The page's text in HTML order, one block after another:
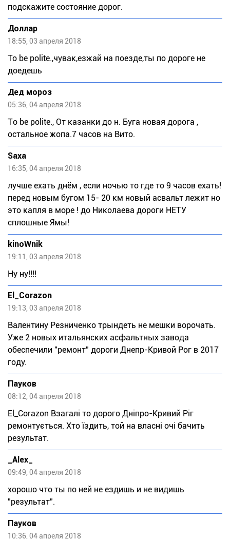
подскажите состояние дорог.
Доллар
18:55, 03 апреля 2018
To be polite.,чувак,езжай на поезде,ты по дороге не
доедешь
Дед мороз
05:36, 04 апреля 2018
Tо bе pоlitе., От казанки до н. Буга новая дорога ,
остальное жопа.7 часов на Вито.
Saxa
16:35, 04 апреля 2018
лучше ехать днём , если ночью то где то 9 часов ехать!
перед новым бугом 15- 20 км новый асвальт лежит но
это капля в море ! до Николаева дороги НЕТУ
сплошные Ямы!
kinoWnik
19:11, 03 апреля 2018
Ну ну!!!!
El_Corazon
19:13, 03 апреля 2018
Валентину Резниченко трындеть не мешки ворочать.
Уже 2 новых итальянских асфальтных завода
обеспечили "ремонт" дороги Днепр-Кривой Рог в 2017
году.
Пауков
08:12, 04 апреля 2018
El_Corazon Взагалі то дорого Дніпро-Кривий Ріг
ремонтується. Хто їздить, той на власні очі бачить
результат.
_Alex_
09:49, 04 апреля 2018
хорошо что ты по ней не ездишь и не видишь
"результат".
Пауков
10:36, 04 апреля 2018